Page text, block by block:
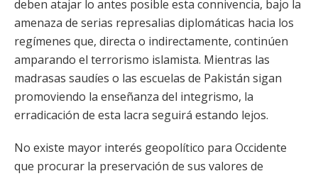
deben atajar lo antes posible esta connivencia, bajo la
amenaza de serias represalias diplomáticas hacia los
regímenes que, directa o indirectamente, continúen
amparando el terrorismo islamista. Mientras las
madrasas saudíes o las escuelas de Pakistán sigan
promoviendo la enseñanza del integrismo, la
erradicación de esta lacra seguirá estando lejos.
No existe mayor interés geopolítico para Occidente
que procurar la preservación de sus valores de